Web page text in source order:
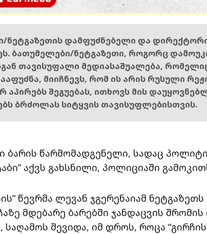
ნეტგაზეთის დამფუძნებელი და
ბათუმელები/ნეტგაზეთი, როგორც
თავისუფალი მედიასაშუალება,
მიიჩნევს, რომ ის არის რუსული
აპირებს შეგუებას, ითხოვს მის
ბრძოლას სიტყვის თავისუფლებისთვის.
წარმომადგენელი, სადაც
აქვს გახსნილი, პოლიციაში
წევრმა ლევან ჯგერენაიამ
მდებარე ბარებში ჯანდაცვის
საღამოს შევიდა, იმ დროს, როცა